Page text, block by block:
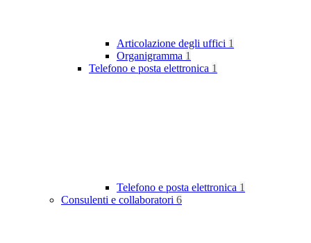
Articolazione degli uffici 1
Organigramma 1
Telefono e posta elettronica 1
Telefono e posta elettronica 1
Consulenti e collaboratori 6